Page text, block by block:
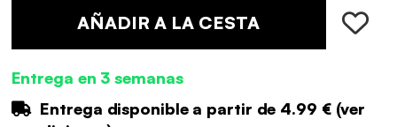
AÑADIR A LA CESTA
Entrega en 3 semanas
Entrega disponible a partir de 4.99 €(ver